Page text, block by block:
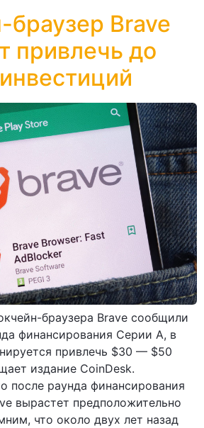
браузер Brave
привлечь до
браузера Brave сообщили
финансирования Серии А, в
привлечь $30 — $50
издание CoinDesk.
после раунда финансирования
вырастет предположительно
что около двух лет назад